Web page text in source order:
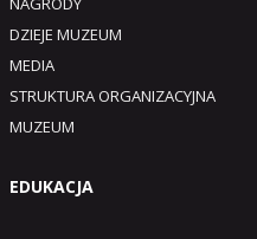
DZIEJE MUZEUM
MEDIA
STRUKTURA ORGANIZACYJNA
MUZEUM
EDUKACJA